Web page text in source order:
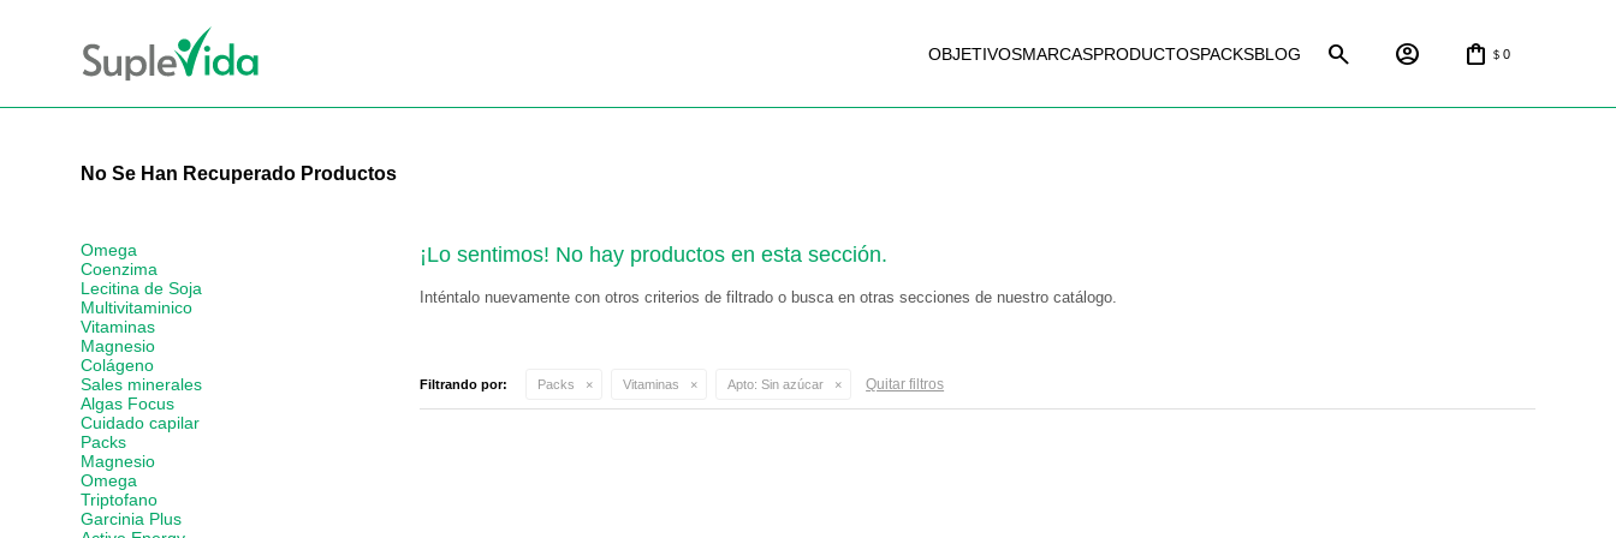
OBJETIVOSMARCASPRODUCTOSPACKSBLOG $ 0
No Se Han Recuperado Productos
¡Lo sentimos! No hay productos en esta sección.
Inténtalo nuevamente con otros criterios de filtrado o busca en otras secciones de nuestro catálogo.
Filtrando por: Packs Vitaminas Apto: Sin azúcar Quitar filtros
Omega
Coenzima
Lecitina de Soja
Multivitaminico
Vitaminas
Magnesio
Colágeno
Sales minerales
Algas Focus
Cuidado capilar
Packs
Magnesio
Omega
Triptofano
Garcinia Plus